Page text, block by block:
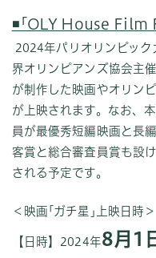
◾️｢OLY House Film
2024年パリオリンピッ
界オリンピアンズ協会主
が制作した映画やオリン
が上映されます。なお、
員が最優秀短編映画と長
客賞と総合審査員賞も設
される予定です。
＜映画｢ガチ星｣上映日時＞
【日時】2024年8月1